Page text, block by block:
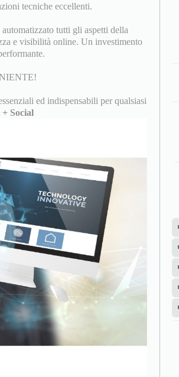
tecniche eccellenti.
tutti gli aspetti della
e visibilità online. Un investimento
ed indispensabili per qualsiasi
Social